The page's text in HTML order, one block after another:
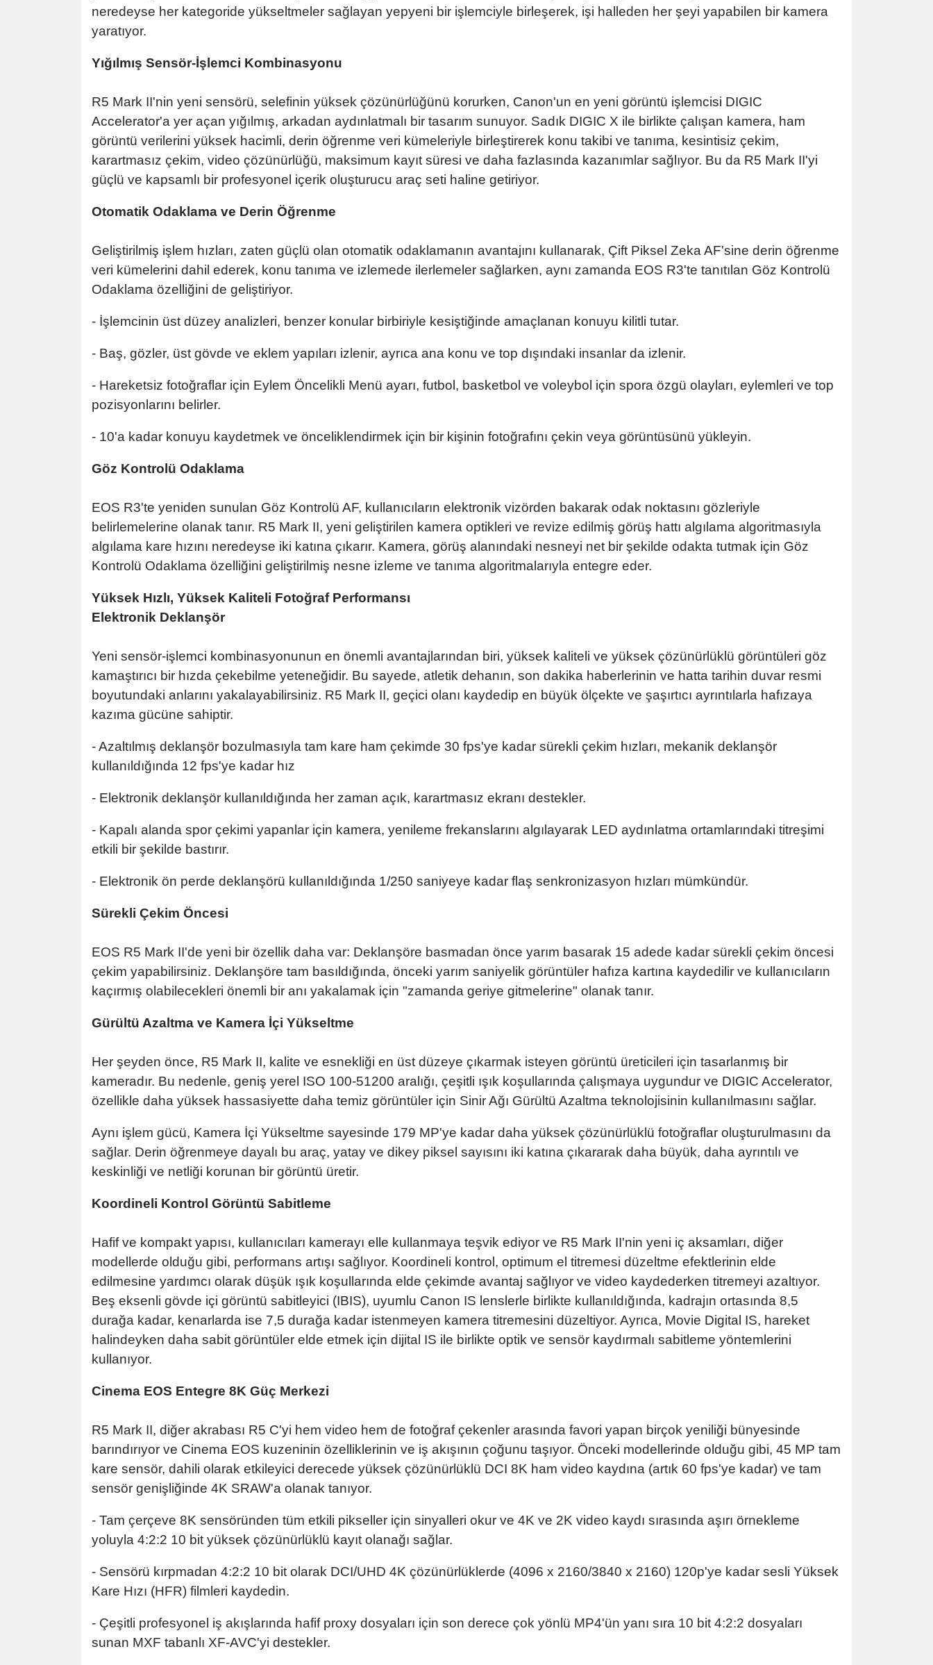
neredeyse her kategoride yükseltmeler sağlayan yepyeni bir işlemciyle birleşerek, işi halleden her şeyi yapabilen bir kamera
yaratıyor.
Yığılmış Sensör-İşlemci Kombinasyonu
R5 Mark II'nin yeni sensörü, selefinin yüksek çözünürlüğünü korurken, Canon'un en yeni görüntü işlemcisi DIGIC
Accelerator'a yer açan yığılmış, arkadan aydınlatmalı bir tasarım sunuyor. Sadık DIGIC X ile birlikte çalışan kamera, ham
görüntü verilerini yüksek hacimli, derin öğrenme veri kümeleriyle birleştirerek konu takibi ve tanıma, kesintisiz çekim,
karartmasız çekim, video çözünürlüğü, maksimum kayıt süresi ve daha fazlasında kazanımlar sağlıyor. Bu da R5 Mark II'yi
güçlü ve kapsamlı bir profesyonel içerik oluşturucu araç seti haline getiriyor.
Otomatik Odaklama ve Derin Öğrenme
Geliştirilmiş işlem hızları, zaten güçlü olan otomatik odaklamanın avantajını kullanarak, Çift Piksel Zeka AF'sine derin öğrenme
veri kümelerini dahil ederek, konu tanıma ve izlemede ilerlemeler sağlarken, aynı zamanda EOS R3'te tanıtılan Göz Kontrolü
Odaklama özelliğini de geliştiriyor.
- İşlemcinin üst düzey analizleri, benzer konular birbiriyle kesiştiğinde amaçlanan konuyu kilitli tutar.
- Baş, gözler, üst gövde ve eklem yapıları izlenir, ayrıca ana konu ve top dışındaki insanlar da izlenir.
- Hareketsiz fotoğraflar için Eylem Öncelikli Menü ayarı, futbol, ​​basketbol ve voleybol için spora özgü olayları, eylemleri ve top
pozisyonlarını belirler.
- 10'a kadar konuyu kaydetmek ve önceliklendirmek için bir kişinin fotoğrafını çekin veya görüntüsünü yükleyin.
Göz Kontrolü Odaklama
EOS R3'te yeniden sunulan Göz Kontrolü AF, kullanıcıların elektronik vizörden bakarak odak noktasını gözleriyle
belirlemelerine olanak tanır. R5 Mark II, yeni geliştirilen kamera optikleri ve revize edilmiş görüş hattı algılama algoritmasıyla
algılama kare hızını neredeyse iki katına çıkarır. Kamera, görüş alanındaki nesneyi net bir şekilde odakta tutmak için Göz
Kontrolü Odaklama özelliğini geliştirilmiş nesne izleme ve tanıma algoritmalarıyla entegre eder.
Yüksek Hızlı, Yüksek Kaliteli Fotoğraf Performansı
Elektronik Deklanşör
Yeni sensör-işlemci kombinasyonunun en önemli avantajlarından biri, yüksek kaliteli ve yüksek çözünürlüklü görüntüleri göz
kamaştırıcı bir hızda çekebilme yeteneğidir. Bu sayede, atletik dehanın, son dakika haberlerinin ve hatta tarihin duvar resmi
boyutundaki anlarını yakalayabilirsiniz. R5 Mark II, geçici olanı kaydedip en büyük ölçekte ve şaşırtıcı ayrıntılarla hafızaya
kazıma gücüne sahiptir.
- Azaltılmış deklanşör bozulmasıyla tam kare ham çekimde 30 fps'ye kadar sürekli çekim hızları, mekanik deklanşör
kullanıldığında 12 fps'ye kadar hız
- Elektronik deklanşör kullanıldığında her zaman açık, karartmasız ekranı destekler.
- Kapalı alanda spor çekimi yapanlar için kamera, yenileme frekanslarını algılayarak LED aydınlatma ortamlarındaki titreşimi
etkili bir şekilde bastırır.
- Elektronik ön perde deklanşörü kullanıldığında 1/250 saniyeye kadar flaş senkronizasyon hızları mümkündür.
Sürekli Çekim Öncesi
EOS R5 Mark II'de yeni bir özellik daha var: Deklanşöre basmadan önce yarım basarak 15 adede kadar sürekli çekim öncesi
çekim yapabilirsiniz. Deklanşöre tam basıldığında, önceki yarım saniyelik görüntüler hafıza kartına kaydedilir ve kullanıcıların
kaçırmış olabilecekleri önemli bir anı yakalamak için "zamanda geriye gitmelerine" olanak tanır.
Gürültü Azaltma ve Kamera İçi Yükseltme
Her şeyden önce, R5 Mark II, kalite ve esnekliği en üst düzeye çıkarmak isteyen görüntü üreticileri için tasarlanmış bir
kameradır. Bu nedenle, geniş yerel ISO 100-51200 aralığı, çeşitli ışık koşullarında çalışmaya uygundur ve DIGIC Accelerator,
özellikle daha yüksek hassasiyette daha temiz görüntüler için Sinir Ağı Gürültü Azaltma teknolojisinin kullanılmasını sağlar.
Aynı işlem gücü, Kamera İçi Yükseltme sayesinde 179 MP'ye kadar daha yüksek çözünürlüklü fotoğraflar oluşturulmasını da
sağlar. Derin öğrenmeye dayalı bu araç, yatay ve dikey piksel sayısını iki katına çıkararak daha büyük, daha ayrıntılı ve
keskinliği ve netliği korunan bir görüntü üretir.
Koordineli Kontrol Görüntü Sabitleme
Hafif ve kompakt yapısı, kullanıcıları kamerayı elle kullanmaya teşvik ediyor ve R5 Mark II'nin yeni iç aksamları, diğer
modellerde olduğu gibi, performans artışı sağlıyor. Koordineli kontrol, optimum el titremesi düzeltme efektlerinin elde
edilmesine yardımcı olarak düşük ışık koşullarında elde çekimde avantaj sağlıyor ve video kaydederken titremeyi azaltıyor.
Beş eksenli gövde içi görüntü sabitleyici (IBIS), uyumlu Canon IS lenslerle birlikte kullanıldığında, kadrajın ortasında 8,5
durağa kadar, kenarlarda ise 7,5 durağa kadar istenmeyen kamera titremesini düzeltiyor. Ayrıca, Movie Digital IS, hareket
halindeyken daha sabit görüntüler elde etmek için dijital IS ile birlikte optik ve sensör kaydırmalı sabitleme yöntemlerini
kullanıyor.
Cinema EOS Entegre 8K Güç Merkezi
R5 Mark II, diğer akrabası R5 C'yi hem video hem de fotoğraf çekenler arasında favori yapan birçok yeniliği bünyesinde
barındırıyor ve Cinema EOS kuzeninin özelliklerinin ve iş akışının çoğunu taşıyor. Önceki modellerinde olduğu gibi, 45 MP tam
kare sensör, dahili olarak etkileyici derecede yüksek çözünürlüklü DCI 8K ham video kaydına (artık 60 fps'ye kadar) ve tam
sensör genişliğinde 4K SRAW'a olanak tanıyor.
- Tam çerçeve 8K sensöründen tüm etkili pikseller için sinyalleri okur ve 4K ve 2K video kaydı sırasında aşırı örnekleme
yoluyla 4:2:2 10 bit yüksek çözünürlüklü kayıt olanağı sağlar.
- Sensörü kırpmadan 4:2:2 10 bit olarak DCI/UHD 4K çözünürlüklerde (4096 x 2160/3840 x 2160) 120p'ye kadar sesli Yüksek
Kare Hızı (HFR) filmleri kaydedin.
- Çeşitli profesyonel iş akışlarında hafif proxy dosyaları için son derece çok yönlü MP4'ün yanı sıra 10 bit 4:2:2 dosyaları
sunan MXF tabanlı XF-AVC'yi destekler.